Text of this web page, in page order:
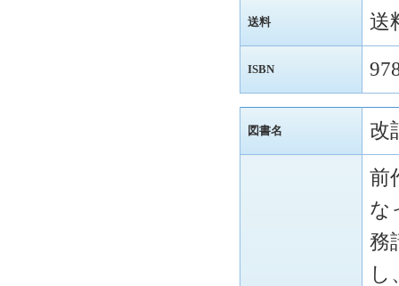
送料 送
ISBN
図書名 改
前
な
務
し